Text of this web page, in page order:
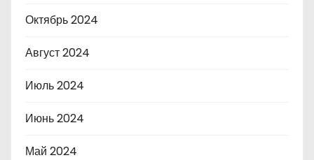
Октябрь 2024
Август 2024
Июль 2024
Июнь 2024
Май 2024